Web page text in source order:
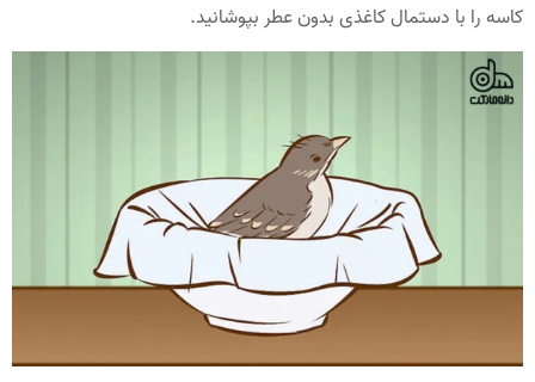
کاسه را با دستمال کاغذی بدون عطر بپوشانید.